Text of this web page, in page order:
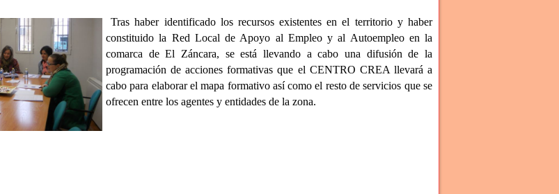
Tras haber identificado los recursos existentes en el territorio y haber
constituido la Red Local de Apoyo al Empleo y al Autoempleo en la
comarca de El Záncara, se está llevando a cabo una difusión de la
programación de acciones formativas que el CENTRO CREA llevará a
cabo para elaborar el mapa formativo así como el resto de servicios que se
ofrecen entre los agentes y entidades de la zona.